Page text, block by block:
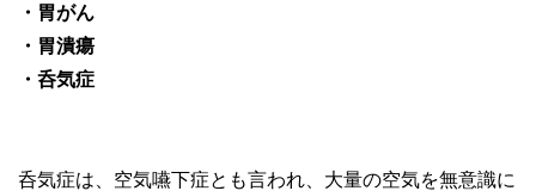
・胃がん
・胃潰瘍
・呑気症
呑気症は、空気嚥下症とも言われ、大量の空気を無意識に